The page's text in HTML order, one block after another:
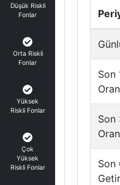
Düşük Riskli
Fonlar
Orta Riskli
Fonlar
Yüksek
Riskli Fonlar
Çok
Yüksek
Riskli Fonlar
Son
Son
Son